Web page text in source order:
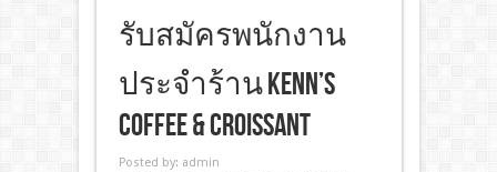
รับสมัครพนักงาน
ประจำร้าน Kenn’s
Coffee & Croissant
Posted by: admin